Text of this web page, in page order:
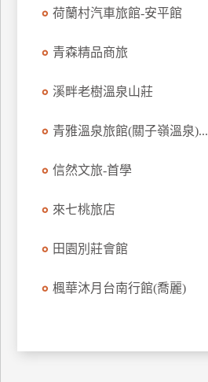
荷蘭村汽車旅館-安平館
青森精品商旅
溪畔老樹溫泉山莊
青雅溫泉旅館(關子嶺溫泉)...
信然文旅-首學
來七桃旅店
田園別莊會館
楓華沐月台南行館(喬麗)